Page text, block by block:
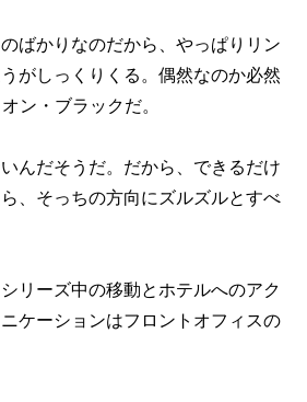
ばかりなのだから、やっぱりリン
がしっくりくる。偶然なのか必然
ン・ブラックだ。
んだそうだ。だから、できるだけ
、そっちの方向にズルズルとすべ
リーズ中の移動とホテルへのアク
ケーションはフロントオフィスの